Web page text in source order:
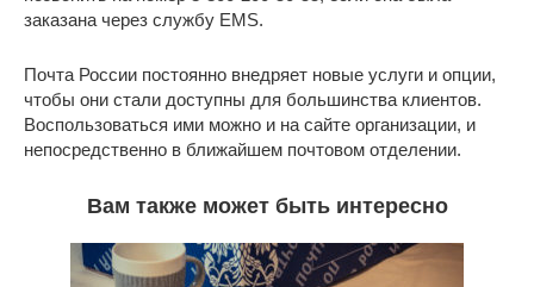
заказана через службу EMS.
Почта России постоянно внедряет новые услуги и опции,
чтобы они стали доступны для большинства клиентов.
Воспользоваться ими можно и на сайте организации, и
непосредственно в ближайшем почтовом отделении.
Вам также может быть интересно